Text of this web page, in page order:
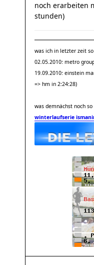
noch erarbeiten
stunden)
was ich in letzter zeit
02.05.2010: metro
19.09.2010: einstein
=> hm in 2:24:28)
was demnächst noch
winterlaufserie